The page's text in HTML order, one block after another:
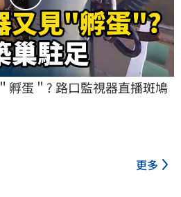
孵蛋＂? 路口監視器直播斑鳩
更多